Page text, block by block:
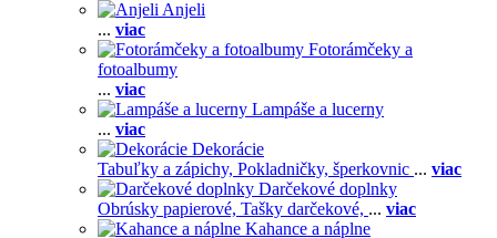
Anjeli
... viac
Fotorámčeky a
fotoalbumy
... viac
Lampáše a lucerny
... viac
Dekorácie
Tabuľky a zápichy, Pokladničky, šperkovnic ... viac
Darčekové doplnky
Obrúsky papierové, Tašky darčekové, ... viac
Kahance a náplne